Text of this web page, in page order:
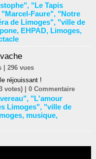
, "Le Tapis
"Marcel-Faure", "Notre
de Limoges", "ville de
, EHPAD, Limoges,
| 296 vues
réjouissant !
votes) |0 Commentaire
, "L'amour
Limoges", "ville de
, musique,